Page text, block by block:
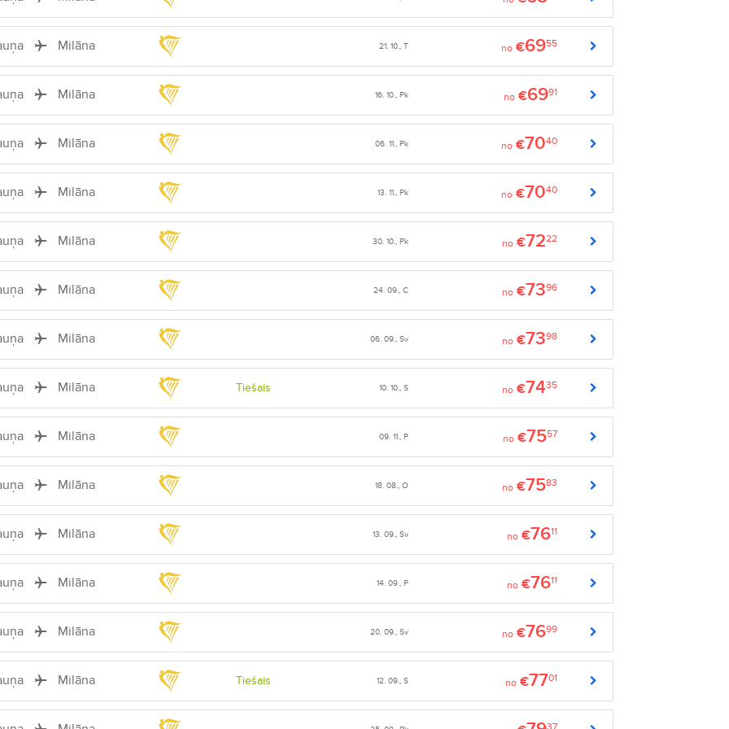
Milāna 21. 10., T no €6955
Milāna 16. 10., Pk no €6991
Milāna 06. 11., Pk no €7040
Milāna 13. 11., Pk no €7040
Milāna 30. 10., Pk no €7222
Milāna 24. 09., C no €7396
Milāna 06. 09., Sv no €7398
Milāna Tiešais 10. 10., S no €7435
Milāna 09. 11., P no €7557
Milāna 18. 08., O no €7583
Milāna 13. 09., Sv no €7611
Milāna 14. 09., P no €7611
Milāna 20. 09., Sv no €7699
Milāna Tiešais 12. 09., S no €7701